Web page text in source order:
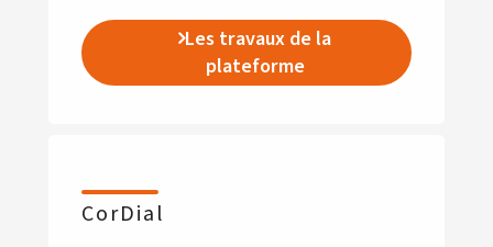
Les travaux de la
plateforme
CorDial